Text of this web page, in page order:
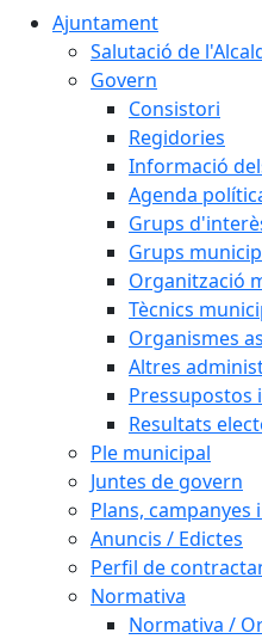
Ajuntament
Salutació de
Govern
Consistori
Regidories
Informació
Agenda
Grups
Grups
Organització
Tècnics
Organismes
Altres
Pressupostos
Resultats
Ple municipal
Juntes de govern
Plans, campanyes
Anuncis / Edictes
Perfil de
Normativa
Normativa /